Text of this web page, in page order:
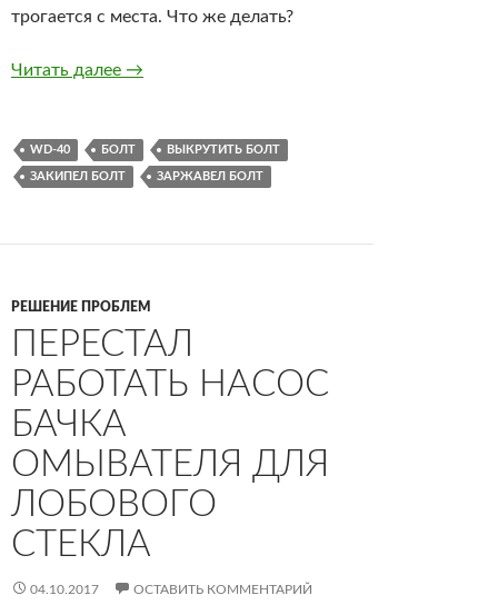
трогается с места. Что же делать?
Читать далее Как выкрутить болт, который не
→
WD-40 БОЛТ ВЫКРУТИТЬ БОЛТ
ЗАКИПЕЛ БОЛТ ЗАРЖАВЕЛ БОЛТ
РЕШЕНИЕ ПРОБЛЕМ
ПЕРЕСТАЛ
РАБОТАТЬ НАСОС
БАЧКА
ОМЫВАТЕЛЯ ДЛЯ
ЛОБОВОГО
СТЕКЛА
04.10.2017 ОСТАВИТЬ КОММЕНТАРИЙ